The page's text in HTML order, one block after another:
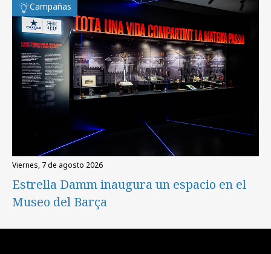
Campañas
viernes, 7 de agosto 2026
Estrella Damm inaugura un espacio en el
Museo del Barça